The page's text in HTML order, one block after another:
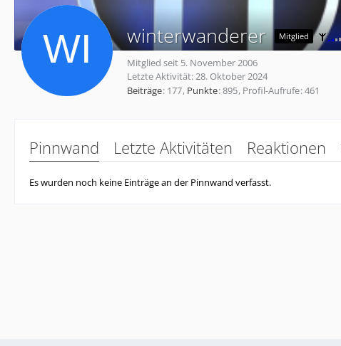
winterwanderer Mitglied
Mitglied seit 5. November 2006
Letzte Aktivität:28. Oktober 2024
Beiträge 177 Punkte 895 Profil-Aufrufe 461
Pinnwand Letzte Aktivitäten Reaktionen
Es wurden noch keine Einträge an der Pinnwand verfasst.